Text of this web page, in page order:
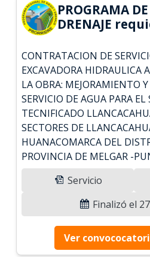
PROGRAMA
DRENAJE
CONTRATACION DE
EXCAVADORA HIDRAULICA
LA OBRA: MEJORAMIENTO
SERVICIO DE AGUA PARA
TECNIFICADO
SECTORES DE
HUANACOMARCA DEL
PROVINCIA DE MELGAR -
Servicio
Finalizó el
Ver